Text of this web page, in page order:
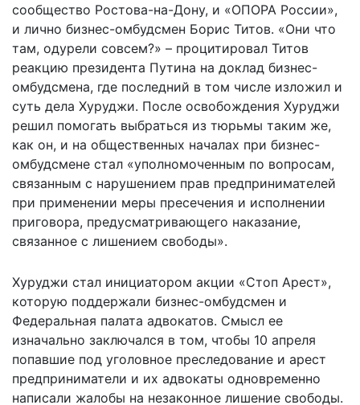
сообщество Ростова-на-Дону, и «ОПОРА России»,
и лично бизнес-омбудсмен Борис Титов. «Они что
там, одурели совсем?» – процитировал Титов
реакцию президента Путина на доклад бизнес-
омбудсмена, где последний в том числе изложил и
суть дела Хуруджи. После освобождения Хуруджи
решил помогать выбраться из тюрьмы таким же,
как он, и на общественных началах при бизнес-
омбудсмене стал «уполномоченным по вопросам,
связанным с нарушением прав предпринимателей
при применении меры пресечения и исполнении
приговора, предусматривающего наказание,
связанное с лишением свободы».
Хуруджи стал инициатором акции «Стоп Арест»,
которую поддержали бизнес-омбудсмен и
Федеральная палата адвокатов. Смысл ее
изначально заключался в том, чтобы 10 апреля
попавшие под уголовное преследование и арест
предприниматели и их адвокаты одновременно
написали жалобы на незаконное лишение свободы.